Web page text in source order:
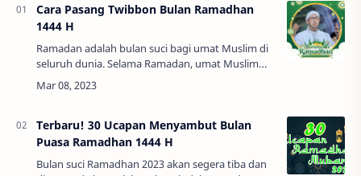
Cara Pasang Twibbon Bulan Ramadhan
1444 H
Ramadan adalah bulan suci bagi umat Muslim di
seluruh dunia. Selama Ramadan, umat Muslim
berpuasa dari fajar hingga maghrib, dan
melakukan ibadah yang lebih intensif. Untuk
Terbaru! 30 Ucapan Menyambut Bulan
Puasa Ramadhan 1444 H
Bulan suci Ramadhan 2023 akan segera tiba dan